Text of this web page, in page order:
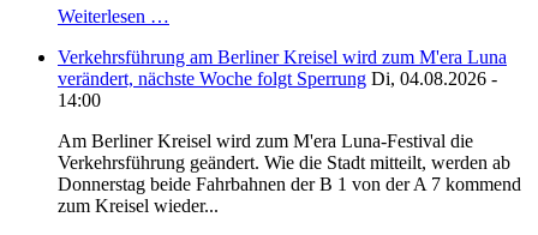
Weiterlesen …
Verkehrsführung am Berliner Kreisel wird zum M'era Luna
verändert, nächste Woche folgt Sperrung Di, 04.08.2026 -
14:00
Am Berliner Kreisel wird zum M'era Luna-Festival die
Verkehrsführung geändert. Wie die Stadt mitteilt, werden ab
Donnerstag beide Fahrbahnen der B 1 von der A 7 kommend
zum Kreisel wieder...